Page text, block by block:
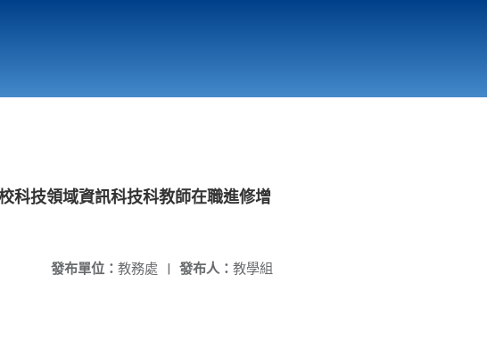
科技領域資訊科技科教師在職進修增
發布人： 教學組
發布單位： 教務處 |